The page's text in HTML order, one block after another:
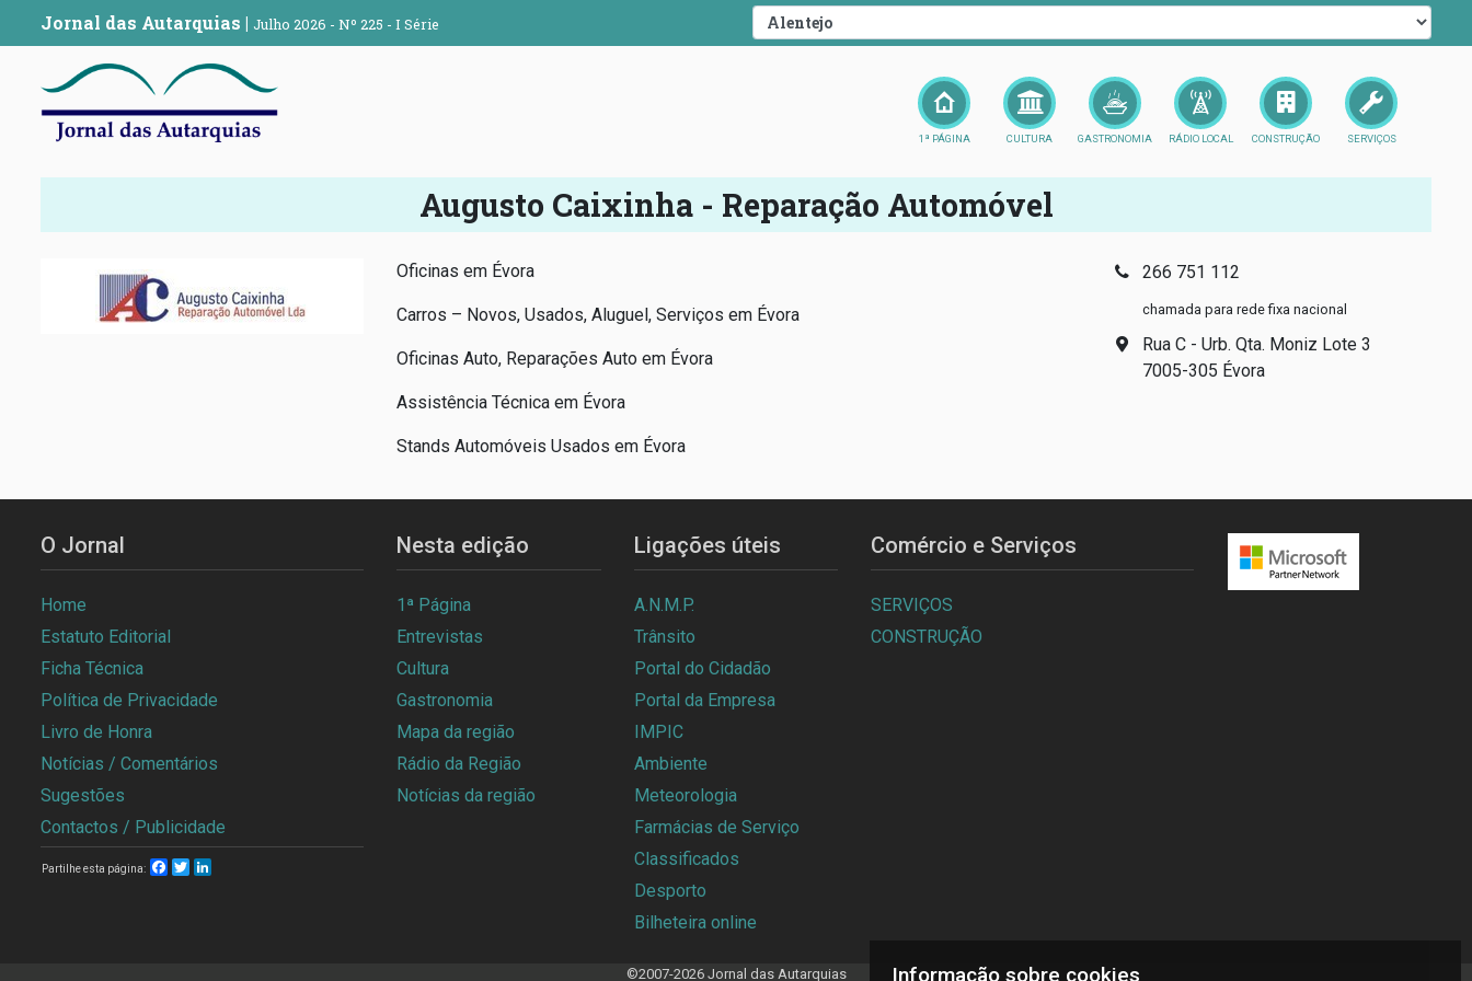
Jornal das Autarquias | Julho 2026 - Nº 225 - I Série
1ª PÁGINA CULTURA GASTRONOMIA RÁDIO LOCAL CONSTRUÇÃO SERVIÇOS
Augusto Caixinha - Reparação Automóvel
Oficinas em Évora
Carros – Novos, Usados, Aluguel, Serviços em Évora
Oficinas Auto, Reparações Auto em Évora
Assistência Técnica em Évora
Stands Automóveis Usados em Évora
266 751 112
chamada para rede fixa nacional
Rua C - Urb. Qta. Moniz Lote 3
7005-305 Évora
O Jornal
Home
Estatuto Editorial
Ficha Técnica
Política de Privacidade
Livro de Honra
Notícias / Comentários
Sugestões
Contactos / Publicidade
Partilhe esta página: Facebook
Twitter
Nesta edição
1ª Página
Entrevistas
Cultura
Gastronomia
Mapa da região
Rádio da Região
Notícias da região
Ligações úteis
A.N.M.P.
Trânsito
Portal do Cidadão
Portal da Empresa
IMPIC
Ambiente
Meteorologia
Farmácias de Serviço
Classificados
Desporto
Bilheteira online
Comércio e Serviços
SERVIÇOS
CONSTRUÇÃO
©2007-2026 Jornal das Autarquias Informação sobre cookies